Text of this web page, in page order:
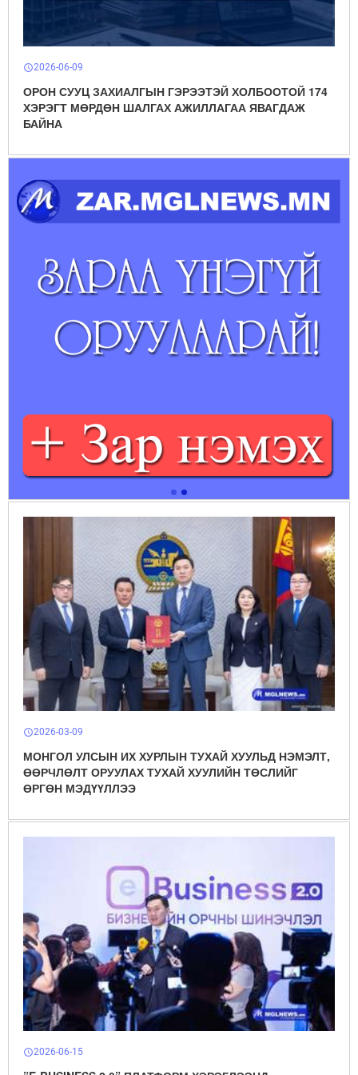
schedule2026-06-09
ОРОН СУУЦ ЗАХИАЛГЫН ГЭРЭЭТЭЙ ХОЛБООТОЙ 174
ХЭРЭГТ МӨРДӨН ШАЛГАХ АЖИЛЛАГАА ЯВАГДАЖ
БАЙНА
schedule2026-03-09
МОНГОЛ УЛСЫН ИХ ХУРЛЫН ТУХАЙ ХУУЛЬД НЭМЭЛТ,
ӨӨРЧЛӨЛТ ОРУУЛАХ ТУХАЙ ХУУЛИЙН ТӨСЛИЙГ
ӨРГӨН МЭДҮҮЛЛЭЭ
schedule2026-06-15